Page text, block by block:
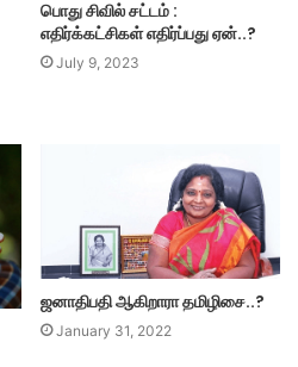
பொது சிவில் சட்டம் :
எதிர்க்கட்சிகள் எதிர்ப்பது ஏன்..?
July 9, 2023
ஜனாதிபதி ஆகிறாரா தமிழிசை..?
January 31, 2022